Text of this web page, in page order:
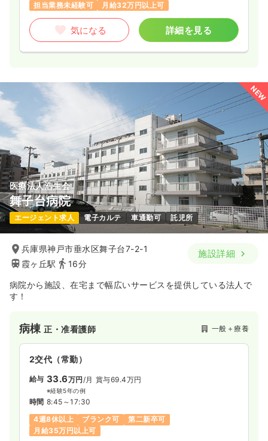
気になる 詳細を見る
8:45～17:45
時給2,200円以上可
気になる 詳細を見る
訪問看護正看護師 / 管理職 訪問看護
日勤のみ（常勤） 一時募集休止
給与 34.5万円〜/月
時間 8:00～18:00 （休憩60分）
月給34万円以上可
気になる 詳細を見る
その他 保健師 その他介護施設
日勤のみ（常勤）
給与 24.8万円〜/月
※一例
時間 8:45～17:45
月給24万円以上可
担当業務未経験可
月給32万円以上可
気になる 詳細を見る
NEW
医療法人浩生会
舞子台病院
エージェント求人 電子カルテ 車通勤可 託児所
兵庫県神戸市垂水区舞子台7-2-1
霞ヶ丘駅
16分
施設詳細
病院から施設、在宅まで幅広いサービスを提供している法人で
す！
病棟正・准看護師 一般＋療養
2交代（常勤）
給与 33.6万円/月 賞与69.4万円
※経験5年の例
時間 8:45～17:30
4週8休以上
ブランク可
第二新卒可
月給35万円以上可